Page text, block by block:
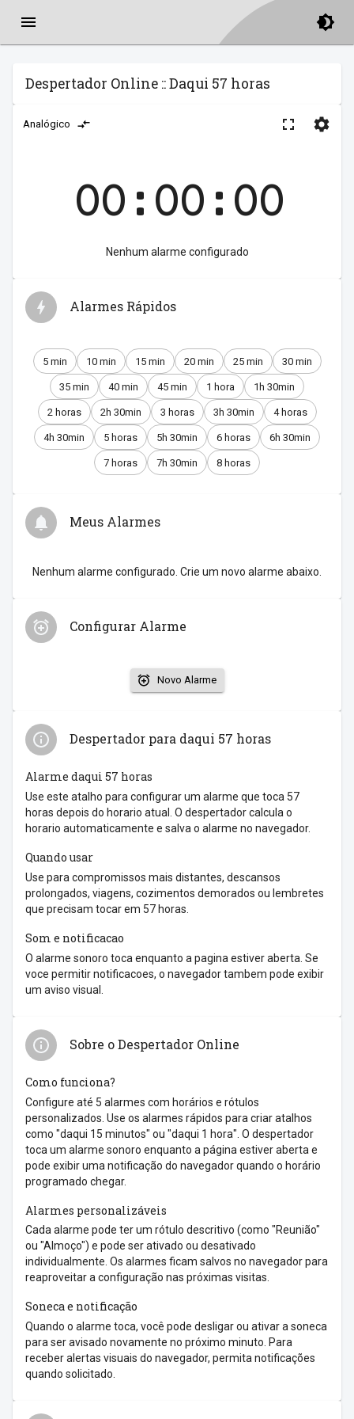
Despertador Online :: Daqui 57 horas
Analógico
00:00:00
Nenhum alarme configurado
Alarmes Rápidos
5 min 10 min 15 min 20 min 25 min 30 min
35 min 40 min 45 min 1 hora 1h 30min
2 horas 2h 30min 3 horas 3h 30min 4 horas
4h 30min 5 horas 5h 30min 6 horas 6h 30min
7 horas 7h 30min 8 horas
Meus Alarmes
Nenhum alarme configurado. Crie um novo alarme abaixo.
Configurar Alarme
Novo Alarme
Despertador para daqui 57 horas
Alarme daqui 57 horas
Use este atalho para configurar um alarme que toca 57
horas depois do horario atual. O despertador calcula o
horario automaticamente e salva o alarme no navegador.
Quando usar
Use para compromissos mais distantes, descansos
prolongados, viagens, cozimentos demorados ou lembretes
que precisam tocar em 57 horas.
Som e notificacao
O alarme sonoro toca enquanto a pagina estiver aberta. Se
voce permitir notificacoes, o navegador tambem pode exibir
um aviso visual.
Sobre o Despertador Online
Como funciona?
Configure até 5 alarmes com horários e rótulos
personalizados. Use os alarmes rápidos para criar atalhos
como "daqui 15 minutos" ou "daqui 1 hora". O despertador
toca um alarme sonoro enquanto a página estiver aberta e
pode exibir uma notificação do navegador quando o horário
programado chegar.
Alarmes personalizáveis
Cada alarme pode ter um rótulo descritivo (como "Reunião"
ou "Almoço") e pode ser ativado ou desativado
individualmente. Os alarmes ficam salvos no navegador para
reaproveitar a configuração nas próximas visitas.
Soneca e notificação
Quando o alarme toca, você pode desligar ou ativar a soneca
para ser avisado novamente no próximo minuto. Para
receber alertas visuais do navegador, permita notificações
quando solicitado.